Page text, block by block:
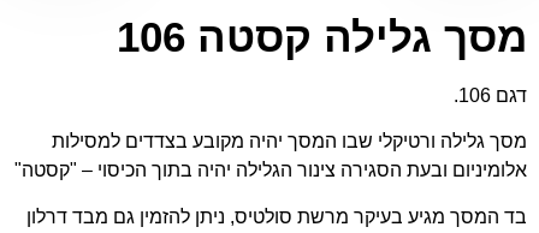
מסך גלילה קסטה 106
דגם 106.
מסך גלילה ורטיקלי שבו המסך יהיה מקובע בצדדים למסילות
אלומיניום ובעת הסגירה צינור הגלילה יהיה בתוך הכיסוי – "קסטה"
בד המסך מגיע בעיקר מרשת סולטיס, ניתן להזמין גם מבד דרלון